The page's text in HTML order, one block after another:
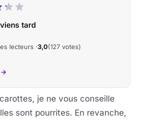
tard
lecteurs ·3,0(127 votes)
→
je ne vous conseille
sont pourrites. En revanche,